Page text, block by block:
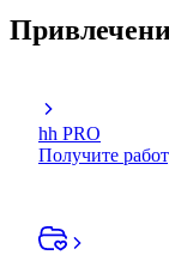
hh PRO
Получите